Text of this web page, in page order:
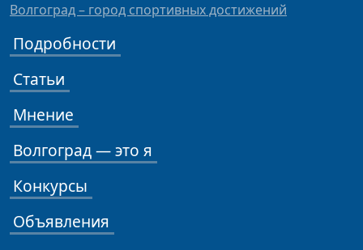
Волгоград – город спортивных достижений
Подробности
Статьи
Мнение
Волгоград — это я
Конкурсы
Объявления